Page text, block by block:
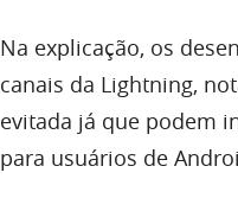
Na explicação, os
canais da Lightning,
evitada já que podem
para usuários de